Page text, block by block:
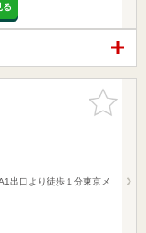
る
お気に入
りに追加
出口より徒歩１分東京メ